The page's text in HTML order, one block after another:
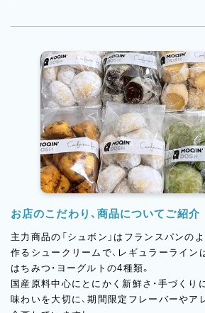
お店のこだわり、商品についてご紹介
主力商品の「シュボン」はフランスパンの
作るシュークリームで、レギュラーライン
はちみつ・ヨーグルトの4種類。
国産原料中心にとにかく新鮮さ・手づくり
味わいを大切に、期間限定フレーバーやア